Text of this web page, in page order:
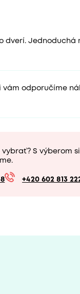
dverí. Jednoduchá
vám odporučíme
S výberom
+420 602 813